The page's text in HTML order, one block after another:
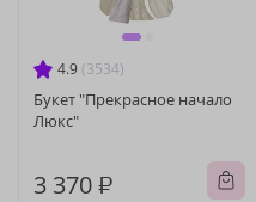
4.9 (3534)
Букет "Прекрасное начало
Люкс"
3 370 ₽